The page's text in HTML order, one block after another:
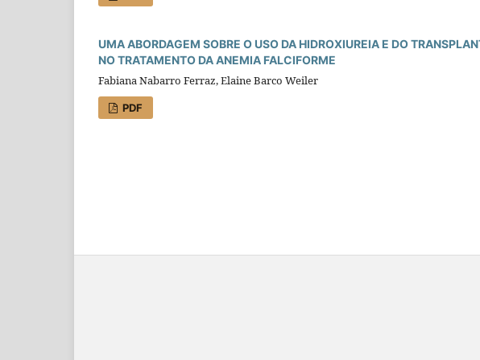
UMA ABORDAGEM SOBRE O USO DA HIDROXIUREIA E DO
NO TRATAMENTO DA ANEMIA FALCIFORME
Fabiana Nabarro Ferraz, Elaine Barco Weiler
PDF